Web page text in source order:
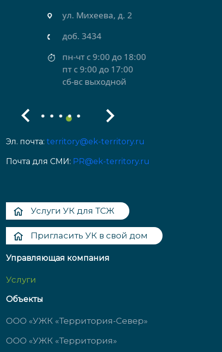
ул. Михеева, д. 2
доб. 3434
пн-чт с 9:00 до 18:00
пт с 9:00 до 17:00
сб-вс выходной
Эл. почта: territory@ek-territory.ru
Почта для СМИ: PR@ek-territory.ru
Услуги УК для ТСЖ
Пригласить УК в свой дом
Управляющая компания
Услуги
Объекты
ООО «УЖК «Территория-Север»
ООО «УЖК «Территория»